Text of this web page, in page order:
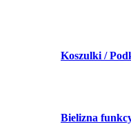
Koszulki /
Bielizna